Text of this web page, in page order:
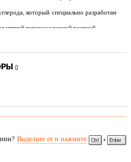
который специально разработан
мягкой термоусадочной резиной
()
Выделите ее и нажмите